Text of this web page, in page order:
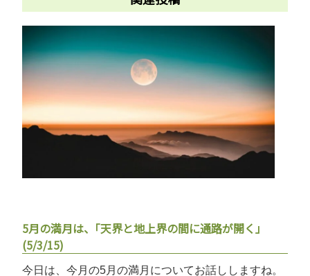
5月の満月は、｢天界と地上界の間に通路が開く」
(5/3/15)
今日は、今月の5月の満月についてお話ししますね。